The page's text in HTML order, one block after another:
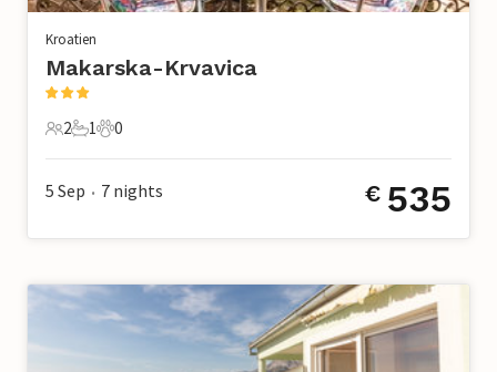
Kroatien
Makarska-Krvavica
2 Gäste
2
1 Badezimmer
1
0 Haustiere
0
5 Sep • 7 nights € 535